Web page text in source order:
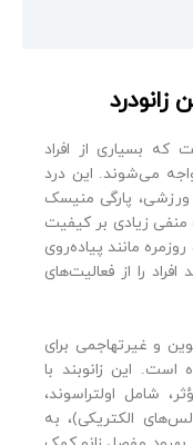
بسیاری از افراد
می‌شوند. این درد
پارگی منیسک
منفی زیادی بر کیفیت
مانند پیاده‌روی
را از فعالیت‌های
و غیرتهاجمی برای
این زانوبند با
شامل اولتراسوند،
الکتریکی)، به